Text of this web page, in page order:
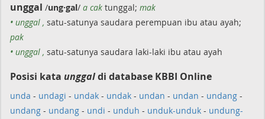
unggal /ung·gal/ a cak tunggal; mak
• unggal , satu-satunya saudara perempuan ibu atau ayah;
pak
• unggal , satu-satunya saudara laki-laki ibu atau ayah
Posisi kata unggaldi database KBBI Online
unda - undagi - undak - undak - undan - undan - undang -
undang - undang - undi - unduh - unduk-unduk - undung-